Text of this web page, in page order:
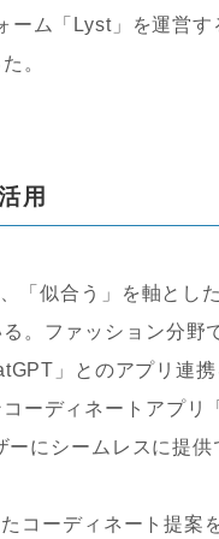
ム「Lyst」を運営
。
用
「似合う」を軸とし
。ファッション分野
」とのアプリ連
ーディネートアプ
にシームレスに提供
コーディネート提案